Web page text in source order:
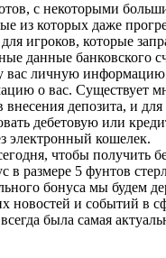
с некоторыми
из которых даже
игроков, которые
данные банковского
вас личную
о вас. Существует
внесения депозита, и
дебетовую или
электронный кошелек.
чтобы получить
в размере 5 фунтов
бонуса мы будем
новостей и событий в
была самая